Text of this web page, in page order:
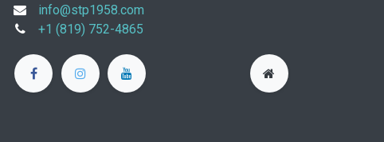
info@stp1958.com
+1 (819) 752-4865